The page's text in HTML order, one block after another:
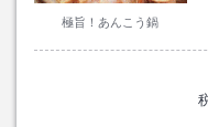
極旨！あんこう鍋